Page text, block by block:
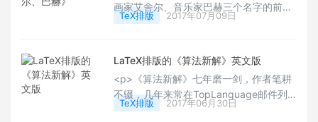
normal;">网页链接</a>&nbsp;)以及
LaTeX源代码(<a title="网页链接"
target="_blank" rel="noop
画家艾舍尔、音乐家巴赫三个名字的前
缀。《哥德尔、艾舍尔、巴赫书：集异璧
普著作，曾获得普利策文学奖。它通过对
哥德尔的数理逻辑，艾舍尔的版画和巴赫
的音乐三者的综合阐述，引人入胜地介绍
了数理逻辑学、可计算理论、人工智能
学、语言学、遗传学、音乐、绘画的理论
TeX排版 2017年07月09日
LaTeX排版的《算法新解》英文版
<p>《算法新解》七年磨一剑，作者笔耕
不辍，几年来常在TopLanguage邮件列
表中放出让大家校对，在程序书泛滥的这
TeX排版 2017年06月30日